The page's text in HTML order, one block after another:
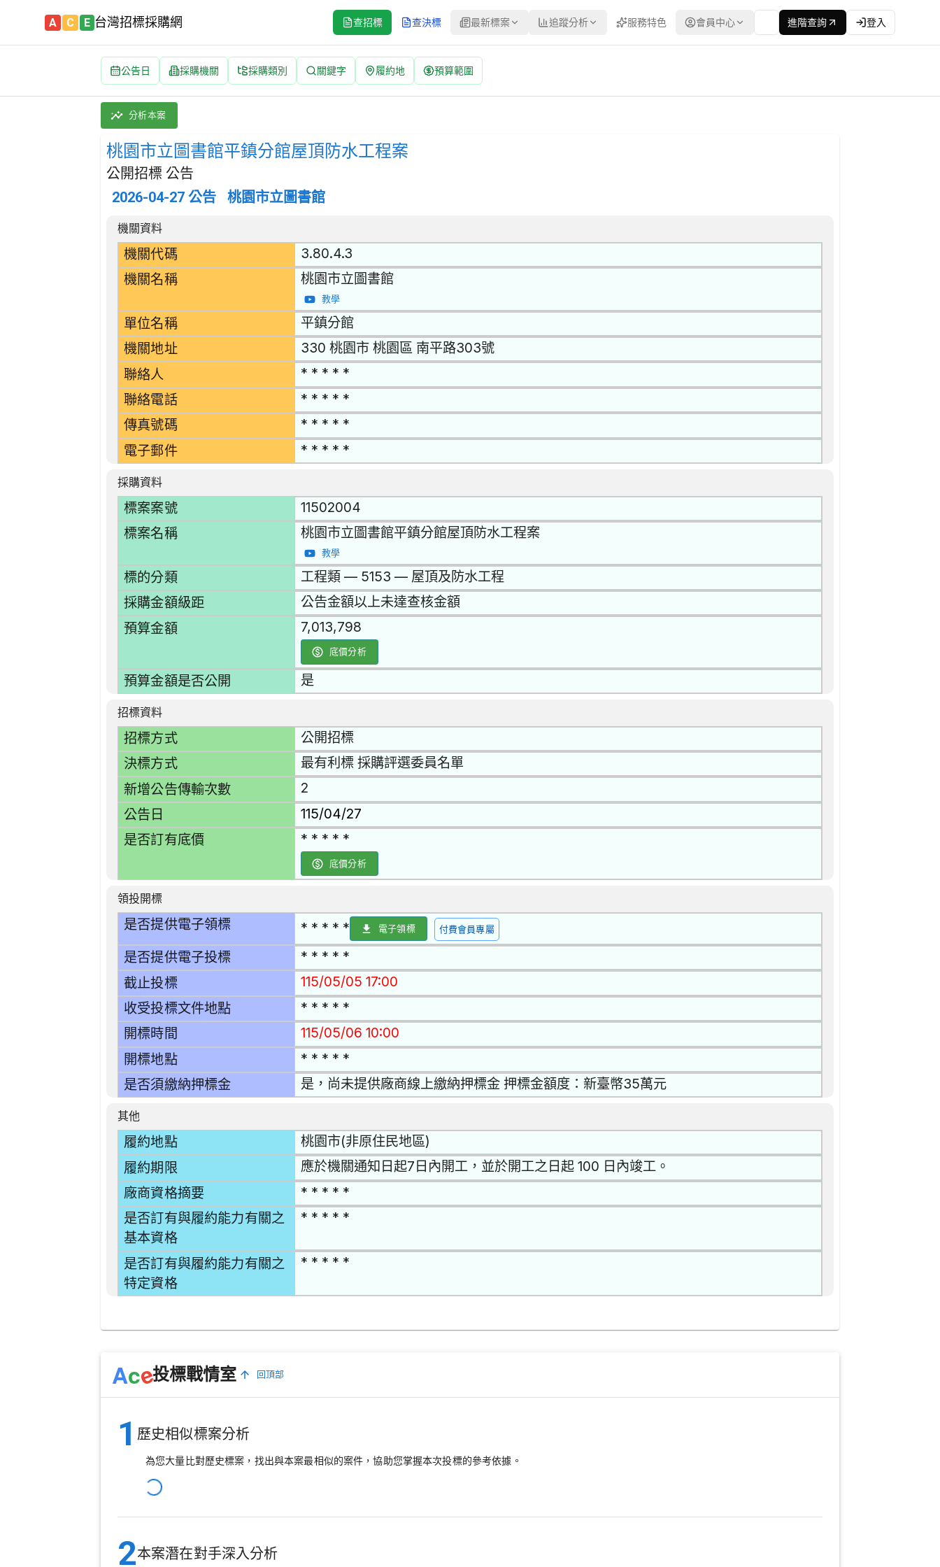
A C E 台灣招標採購網 查招標 查決標 最新標案 追蹤分析 服務特色 會員中心 進階查詢 登入
公告日 採購機關 採購類別 關鍵字 履約地 預算範圍
桃園市立圖書館平鎮分館屋頂防水工程案 招標公告 | 案號：11502004 | 公開招標 公告
採購類別：工程類 屋頂及防水工程 | 招標方式：公開招標 | 決標方式：最有利標 採購評選委員名單 | 資料來源：台灣政府電子採購網（公共工程委員會） | 更新時間：
分析本案
桃園市立圖書館平鎮分館屋頂防水工程案
公開招標 公告
2026-04-27 公告 桃園市立圖書館
招標公告詳細內容
機關資料
機關代碼 3.80.4.3
機關名稱 桃園市立圖書館
教學
單位名稱 平鎮分館
機關地址 330 桃園市 桃園區 南平路303號
聯絡人 * * * * *
聯絡電話 * * * * *
傳真號碼 * * * * *
電子郵件 * * * * *
採購資料
標案案號 11502004
標案名稱 桃園市立圖書館平鎮分館屋頂防水工程案
教學
標的分類 工程類 — 5153 — 屋頂及防水工程
採購金額級距 公告金額以上未達查核金額
預算金額 7,013,798
底價分析
預算金額是否公開 是
招標資料
招標方式 公開招標
決標方式 最有利標 採購評選委員名單
新增公告傳輸次數 2
公告日 115/04/27
是否訂有底價 * * * * *
底價分析
領投開標
是否提供電子領標 * * * * * 電子領標 付費會員專屬
是否提供電子投標 * * * * *
截止投標 115/05/05 17:00
收受投標文件地點 * * * * *
開標時間 115/05/06 10:00
開標地點 * * * * *
是否須繳納押標金 是，尚未提供廠商線上繳納押標金 押標金額度：新臺幣35萬元
其他
履約地點 桃園市(非原住民地區)
履約期限 應於機關通知日起7日內開工，並於開工之日起 100 日內竣工。
廠商資格摘要 * * * * *
是否訂有與履約能力有關之
基本資格
* * * * *
是否訂有與履約能力有關之
特定資格
* * * * *
Ace投標戰情室 回頂部
1 歷史相似標案分析
為您大量比對歷史標案，找出與本案最相似的案件，協助您掌握本次投標的參考依據。
2本案潛在對手深入分析